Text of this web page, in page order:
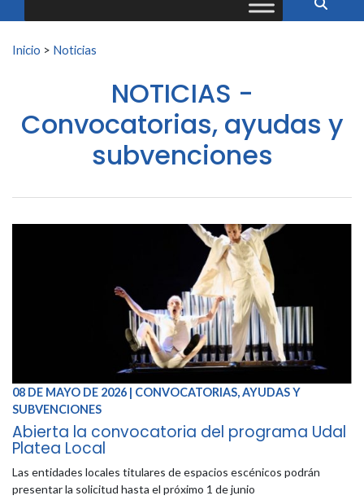
Buscar:
Inicio > Noticias
NOTICIAS -
Convocatorias, ayudas y
subvenciones
08 DE MAYO DE 2026 | CONVOCATORIAS, AYUDAS Y
SUBVENCIONES
Abierta la convocatoria del programa Udal
Platea Local
Las entidades locales titulares de espacios escénicos podrán
presentar la solicitud hasta el próximo 1 de junio